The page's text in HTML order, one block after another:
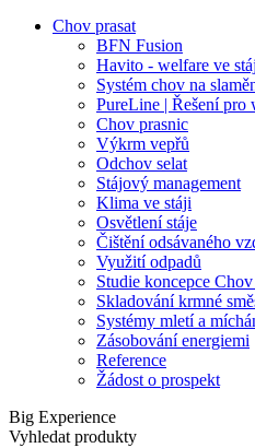
Chov prasat
BFN Fusion
Havito - welfare ve
Systém chov na
PureLine | Řešení pro
Chov prasnic
Výkrm vepřů
Odchov selat
Stájový management
Klima ve stáji
Osvětlení stáje
Čištění odsávaného
Využití odpadů
Studie koncepce
Skladování krmné
Systémy mletí a
Zásobování energiemi
Reference
Žádost o prospekt
Big Experience
Vyhledat produkty